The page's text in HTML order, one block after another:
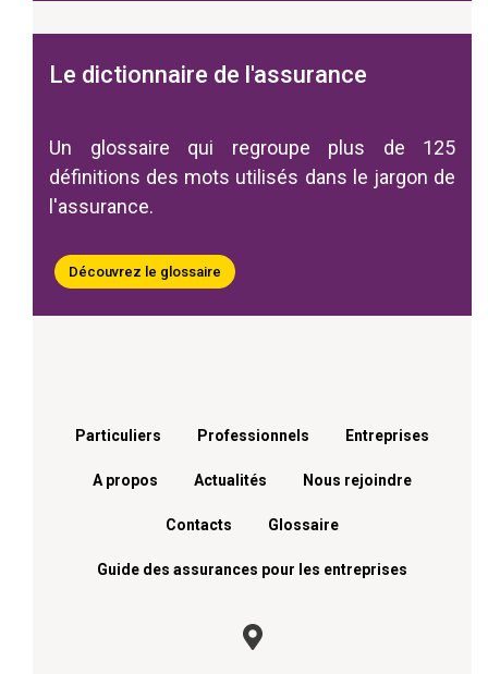
Le dictionnaire de l'assurance
Un glossaire qui regroupe plus de 125
définitions des mots utilisés dans le jargon de
l'assurance.
Découvrez le glossaire
Menu footer
Particuliers Professionnels Entreprises
A propos Actualités Nous rejoindre
Contacts Glossaire
Guide des assurances pour les entreprises